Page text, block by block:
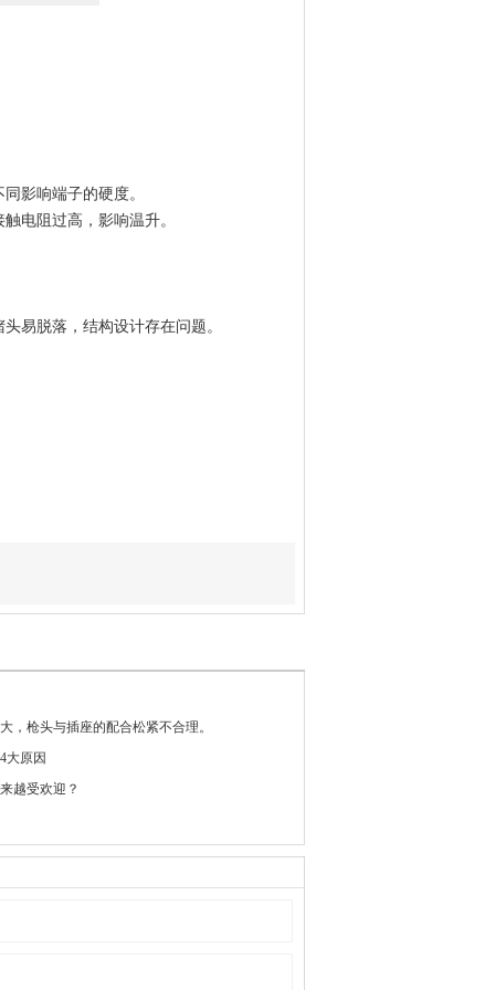
影响端子的硬度。
电阻过高，影响温升。
易脱落，结构设计存在问题。
，枪头与插座的配合松紧不合理。
大原因
越受欢迎？